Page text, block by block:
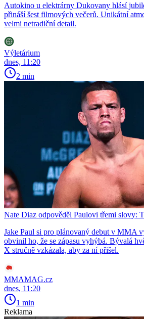
Autokino u elektrárny Dukovany hlásí
přináší šest filmových večerů. Unikátní
velmi netradiční detail.
Výletárium
dnes, 11:20
2 min
Nate Diaz odpověděl Paulovi třemi slovy:
Jake Paul si pro plánovaný debut v MMA
obvinil ho, že se zápasu vyhýbá. Bývalá
X stručně vzkázala, aby za ní přišel.
MMAMAG.cz
dnes, 11:20
1 min
Reklama